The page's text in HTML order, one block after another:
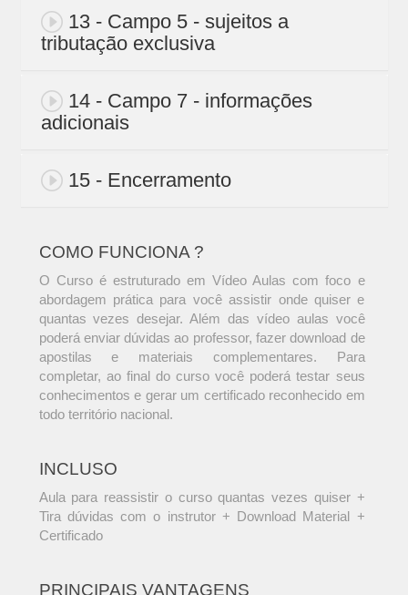
13 - Campo 5 - sujeitos a
tributação exclusiva
14 - Campo 7 - informações
adicionais
15 - Encerramento
COMO FUNCIONA ?
O Curso é estruturado em Vídeo Aulas com foco e
abordagem prática para você assistir onde quiser e
quantas vezes desejar. Além das vídeo aulas você
poderá enviar dúvidas ao professor, fazer download de
apostilas e materiais complementares. Para
completar, ao final do curso você poderá testar seus
conhecimentos e gerar um certificado reconhecido em
todo território nacional.
INCLUSO
Aula para reassistir o curso quantas vezes quiser +
Tira dúvidas com o instrutor + Download Material +
Certificado
PRINCIPAIS VANTAGENS